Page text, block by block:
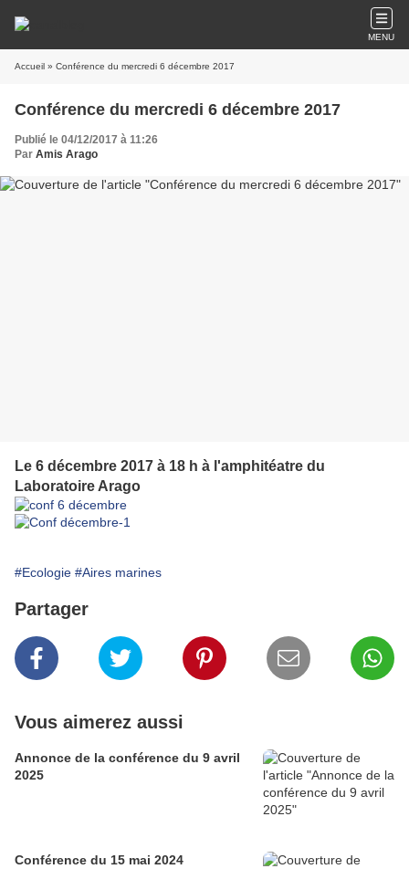
MENU
Accueil » Conférence du mercredi 6 décembre 2017
Conférence du mercredi 6 décembre 2017
Publié le 04/12/2017 à 11:26
Par Amis Arago
Le 6 décembre 2017 à 18 h à l'amphitéatre du
Laboratoire Arago
#Ecologie #Aires marines
Partager
Vous aimerez aussi
Annonce de la conférence du 9 avril
2025
Conférence du 15 mai 2024